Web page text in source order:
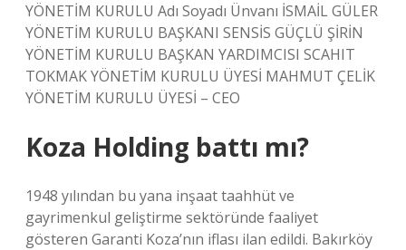
YÖNETİM KURULU Adı Soyadı Ünvanı İSMAİL GÜLER
YÖNETİM KURULU BAŞKANI SENSİS GÜÇLÜ ŞİRİN
YÖNETİM KURULU BAŞKAN YARDIMCISI SCAHIT
TOKMAK YÖNETİM KURULU ÜYESİ MAHMUT ÇELİK
YÖNETİM KURULU ÜYESİ – CEO
Koza Holding battı mı?
1948 yılından bu yana inşaat taahhüt ve
gayrimenkul geliştirme sektöründe faaliyet
gösteren Garanti Koza’nın iflası ilan edildi. Bakırköy